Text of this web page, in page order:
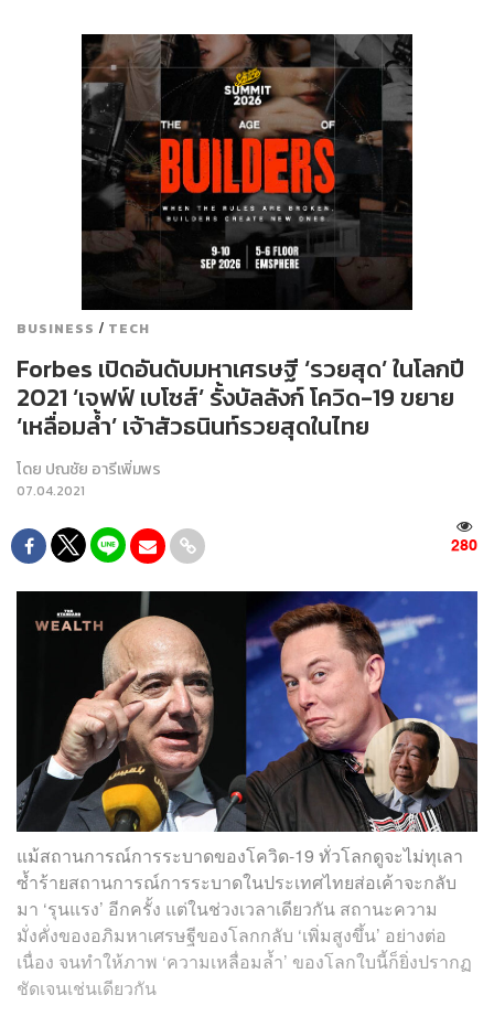
BUSINESS / TECH
Forbes เปิดอันดับมหาเศรษฐี ‘รวยสุด’ ในโลกปี
2021 ‘เจฟฟ์ เบโซส์’ รั้งบัลลังก์ โควิด-19 ขยาย
‘เหลื่อมล้ำ’ เจ้าสัวธนินท์รวยสุดในไทย
โดย ปณชัย อารีเพิ่มพร
07.04.2021
280
แม้สถานการณ์การระบาดของโควิด-19 ทั่วโลกดูจะไม่ทุเลา
ซ้ำร้ายสถานการณ์การระบาดในประเทศไทยส่อเค้าจะกลับ
มา ‘รุนแรง’ อีกครั้ง แต่ในช่วงเวลาเดียวกัน สถานะความ
มั่งคั่งของอภิมหาเศรษฐีของโลกกลับ ‘เพิ่มสูงขึ้น’ อย่างต่อ
เนื่อง จนทำให้ภาพ ‘ความเหลื่อมล้ำ’ ของโลกใบนี้ก็ยิ่งปรากฏ
ชัดเจนเช่นเดียวกัน